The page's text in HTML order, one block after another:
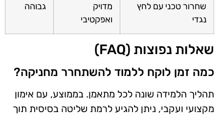
שחרור טכני עם לחץ
נגדי
מדויק
ואפקטיבי
גבוהה
שאלות נפוצות (FAQ)
כמה זמן לוקח ללמוד להשתחרר מחניקה?
תהליך הלמידה שונה לכל מתאמן. בממוצע, עם אימון
מקצועי ועקבי, ניתן להגיע לרמת שליטה בסיסית תוך